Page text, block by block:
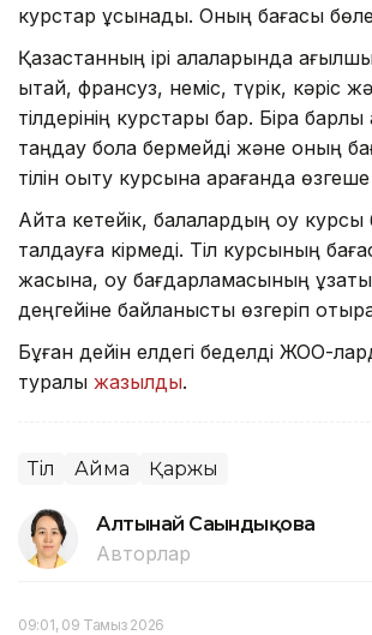
курстар ұсынады. Оның бағасы
Қазақстанның ірі қалаларында
қытай, франсуз, неміс, түрік, кәріс
тілдерінің курстары бар. Бірақ барлық
таңдау бола бермейді және оның
тілін оқыту курсына қарағанда
Айта кетейік, балалардың оқу курсы
талдауға кірмеді. Тіл курсының
жасына, оқу бағдарламасының
деңгейіне байланысты өзгеріп
Бұған дейін елдегі беделді ЖОО-
туралы жазылды.
Тіл Аймақ Қаржы
Алтынай Сағындықова
Авторлар
09:01, 09 Тамыз 2026